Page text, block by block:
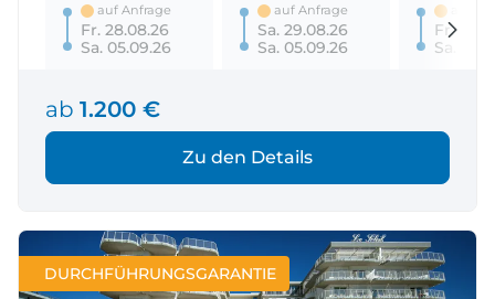
auf Anfrage
Fr. 28.08.26
Sa. 05.09.26
auf Anfrage
Sa. 29.08.26
Sa. 05.09.26
Fr.
Sa.
ab 1.200 €
Zu den Details
DURCHFÜHRUNGSGARANTIE